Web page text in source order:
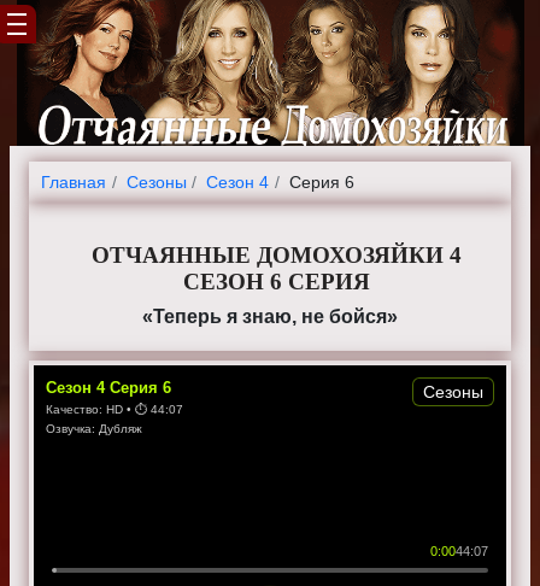
Главная Cезоны Сезон 4 Серия 6
ОТЧАЯННЫЕ ДОМОХОЗЯЙКИ 4
СЕЗОН 6 СЕРИЯ
«Теперь я знаю, не бойся»
Сезон 4 Серия 6
Качество: HD • ⏱ 44:07
Озвучка: Дубляж
0:0044:07
Сезоны